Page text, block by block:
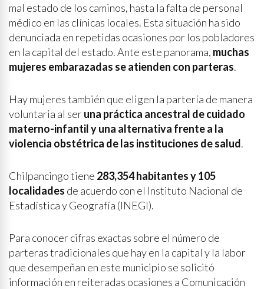
mal estado de los caminos, hasta la falta de personal
médico en las clínicas locales. Esta situación ha sido
denunciada en repetidas ocasiones por los pobladores
en la capital del estado. Ante este panorama, muchas
mujeres embarazadas se atienden con parteras.
Hay mujeres también que eligen la partería de manera
voluntaria al seruna práctica ancestral de cuidado
materno-infantil y una alternativa frente a la
violencia obstétrica de las instituciones de salud.
Chilpancingo tiene 283,354 habitantes y 105
localidades de acuerdo con el Instituto Nacional de
Estadística y Geografía (INEGI).
Para conocer cifras exactas sobre el número de
parteras tradicionales que hay en la capital y la labor
que desempeñan en este municipio se solicitó
información en reiteradas ocasiones a Comunicación